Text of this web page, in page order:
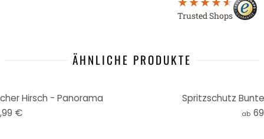
Trusted Shops
ÄHNLICHE PRODUKTE
Hirsch - Panorama
€
Spritzschutz
ab